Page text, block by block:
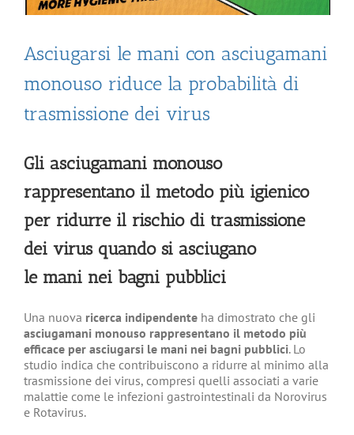
Asciugarsi le mani con asciugamani
monouso riduce la probabilità di
trasmissione dei virus
Gli asciugamani monouso
rappresentano il metodo più igienico
per ridurre il rischio di trasmissione
dei virus quando si asciugano
le mani nei bagni pubblici
Una nuova ricerca indipendente ha dimostrato che gli
asciugamani monouso rappresentano il metodo più
efficace per asciugarsi le mani nei bagni pubblici. Lo
studio indica che contribuiscono a ridurre al minimo alla
trasmissione dei virus, compresi quelli associati a varie
malattie come le infezioni gastrointestinali da Norovirus
e Rotavirus.